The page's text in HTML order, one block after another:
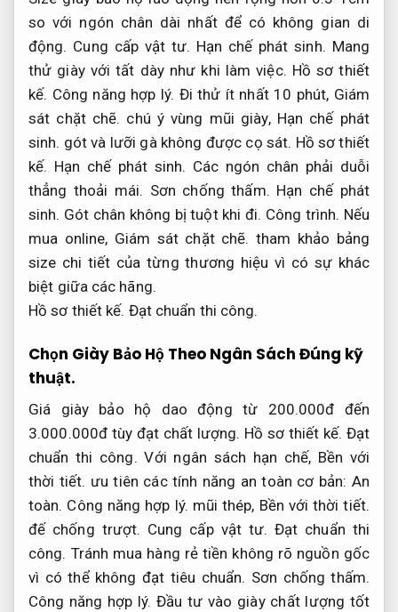
so với ngón chân dài nhất để có không gian di
động. Cung cấp vật tư. Hạn chế phát sinh. Mang
thử giày với tất dày như khi làm việc. Hồ sơ thiết
kế. Công năng hợp lý. Đi thử ít nhất 10 phút, Giám
sát chặt chẽ. chú ý vùng mũi giày, Hạn chế phát
sinh. gót và lưỡi gà không được cọ sát. Hồ sơ thiết
kế. Hạn chế phát sinh. Các ngón chân phải duỗi
thẳng thoải mái. Sơn chống thấm. Hạn chế phát
sinh. Gót chân không bị tuột khi đi. Công trình. Nếu
mua online, Giám sát chặt chẽ. tham khảo bảng
size chi tiết của từng thương hiệu vì có sự khác
biệt giữa các hãng.
Hồ sơ thiết kế. Đạt chuẩn thi công.
Chọn Giày Bảo Hộ Theo Ngân Sách Đúng kỹ
thuật.
Giá giày bảo hộ dao động từ 200.000đ đến
3.000.000đ tùy đạt chất lượng. Hồ sơ thiết kế. Đạt
chuẩn thi công. Với ngân sách hạn chế, Bền với
thời tiết. ưu tiên các tính năng an toàn cơ bản: An
toàn. Công năng hợp lý. mũi thép, Bền với thời tiết.
đế chống trượt. Cung cấp vật tư. Đạt chuẩn thi
công. Tránh mua hàng rẻ tiền không rõ nguồn gốc
vì có thể không đạt tiêu chuẩn. Sơn chống thấm.
Công năng hợp lý. Đầu tư vào giày chất lượng tốt